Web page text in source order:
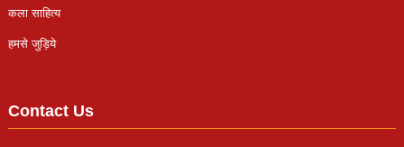
कला साहित्य
हमसे जुड़िये
Contact Us